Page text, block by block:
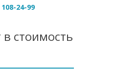
24-99
стоимость